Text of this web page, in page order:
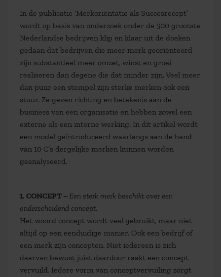
In de publicatie ‘Merkoriëntatie als Succesrecept’
wordt op basis van onderzoek onder de 500 grootste
Nederlandse bedrijven klip en klaar uit de doeken
gedaan dat bedrijven die meer merk georiënteerd
zijn substantieel meer omzet, winst en groei
realiseren dan degene die dat minder zijn. Veel meer
dan puur een stempel zijn sterke merken ook een
stuur. Ze geven richting en betekenis aan de
business van een organisatie en hebben zowel een
externe als een interne werking. In dit artikel wordt
een model geïntroduceerd waarlangs aan de hand
van 10 C’s dergelijke merken kunnen worden
geanalyseerd.
1. CONCEPT –Een sterk merk beschikt over een
onderscheidend concept.
Het woord concept wordt veel gebruikt, maar niet
altijd op een eenduidige manier. Ook een bedrijf of
een merk zijn concepten. Niet iedereen is zich
daarvan bewust juist daardoor raakt een concept
vervuild. Iedere vorm van conceptvervuiling zorgt